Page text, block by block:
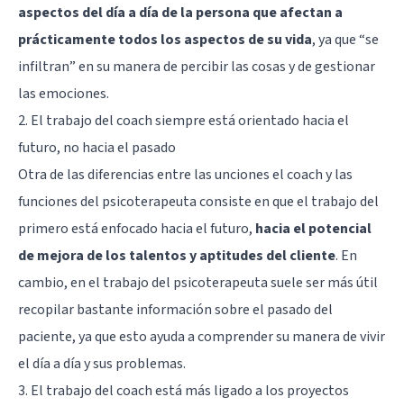
aspectos del día a día de la persona que afectan a
prácticamente todos los aspectos de su vida, ya que “se
infiltran” en su manera de percibir las cosas y de gestionar
las emociones.
2. El trabajo del coach siempre está orientado hacia el
futuro, no hacia el pasado
Otra de las diferencias entre las unciones el coach y las
funciones del psicoterapeuta consiste en que el trabajo del
primero está enfocado hacia el futuro, hacia el potencial
de mejora de los talentos y aptitudes del cliente. En
cambio, en el trabajo del psicoterapeuta suele ser más útil
recopilar bastante información sobre el pasado del
paciente, ya que esto ayuda a comprender su manera de vivir
el día a día y sus problemas.
3. El trabajo del coach está más ligado a los proyectos